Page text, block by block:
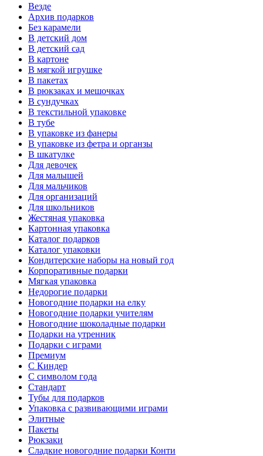
Везде
Архив подарков
Без карамели
В детский дом
В детский сад
В картоне
В мягкой игрушке
В пакетах
В рюкзаках и мешочках
В сундучках
В текстильной упаковке
В тубе
В упаковке из фанеры
В упаковке из фетра и органзы
В шкатулке
Для девочек
Для малышей
Для мальчиков
Для организаций
Для школьников
Жестяная упаковка
Картонная упаковка
Каталог подарков
Каталог упаковки
Кондитерские наборы на новый год
Корпоративные подарки
Мягкая упаковка
Недорогие подарки
Новогодние подарки на елку
Новогодние подарки учителям
Новогодние шоколадные подарки
Подарки на утренник
Подарки с играми
Премиум
С Киндер
С символом года
Стандарт
Тубы для подарков
Упаковка с развивающими играми
Элитные
Пакеты
Рюкзаки
Сладкие новогодние подарки Конти